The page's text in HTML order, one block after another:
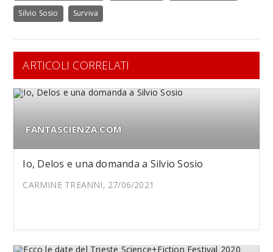
Silvio Sosio Surviva
ARTICOLI CORRELATI
FANTASCIENZA.COM
Io, Delos e una domanda a Silvio Sosio
CARMINE TREANNI, 27/06/2021